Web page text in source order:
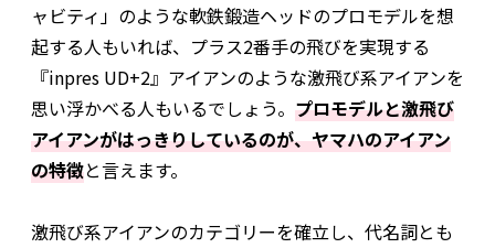
ャビティ」のような軟鉄鍛造ヘッドのプロモデルを想
起する人もいれば、プラス2番手の飛びを実現する
『inpres UD+2』アイアンのような激飛び系アイアンを
思い浮かべる人もいるでしょう。 プロモデルと激飛び
アイアンがはっきりしているのが、ヤマハのアイアン
の特徴と言えます。
激飛び系アイアンのカテゴリーを確立し、代名詞とも